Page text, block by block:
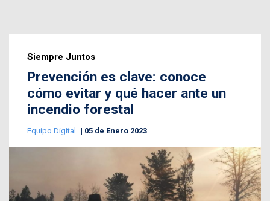
Siempre Juntos
Prevención es clave: conoce
cómo evitar y qué hacer ante un
incendio forestal
Equipo Digital 05 de Enero 2023